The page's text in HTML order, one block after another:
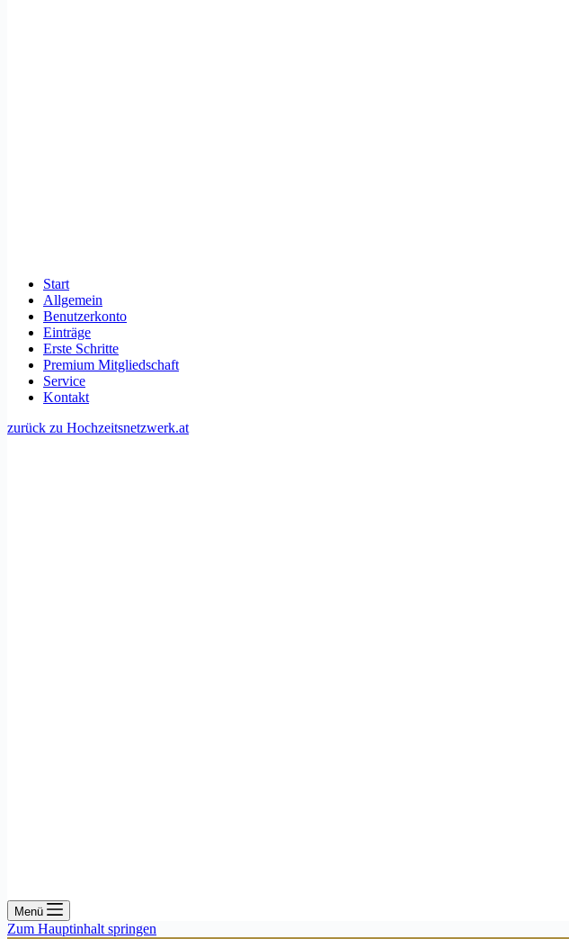
Start
Allgemein
Benutzerkonto
Einträge
Erste Schritte
Premium Mitgliedschaft
Service
Kontakt
zurück zu Hochzeitsnetzwerk.at
Menü
Zum Hauptinhalt springen